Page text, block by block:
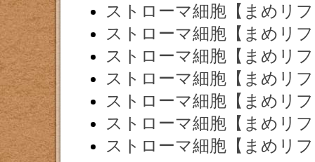
ストローマ細胞【まめリ
ストローマ細胞【まめリ
ストローマ細胞【まめリ
ストローマ細胞【まめリ
ストローマ細胞【まめリ
ストローマ細胞【まめリ
ストローマ細胞【まめリ